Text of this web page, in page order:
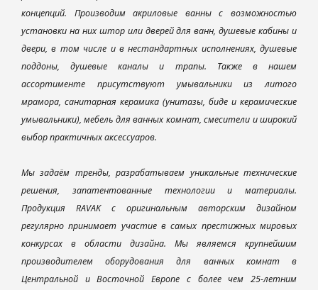
концепций. Производим акриловые ванны с возможностью
установки на них штор или дверей для ванн, душевые кабины и
двери, в том числе и в нестандартных исполнениях, душевые
поддоны, душевые каналы и трапы. Также в нашем
ассортименте присутствуют умывальники из литого
мрамора, санитарная керамика (унитазы, биде и керамические
умывальники), мебель для ванных комнат, смесители и широкий
выбор практичных аксессуаров.
Мы задаём тренды, разрабатываем уникальные технические
решения, запатентованные технологии и материалы.
Продукция RAVAK с оригинальным авторским дизайном
регулярно принимает участие в самых престижных мировых
конкурсах в области дизайна. Мы являемся крупнейшим
производителем оборудования для ванных комнат в
Центральной и Восточной Европе с более чем 25-летним